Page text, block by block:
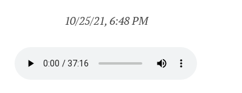
10/25/21, 6:48 PM